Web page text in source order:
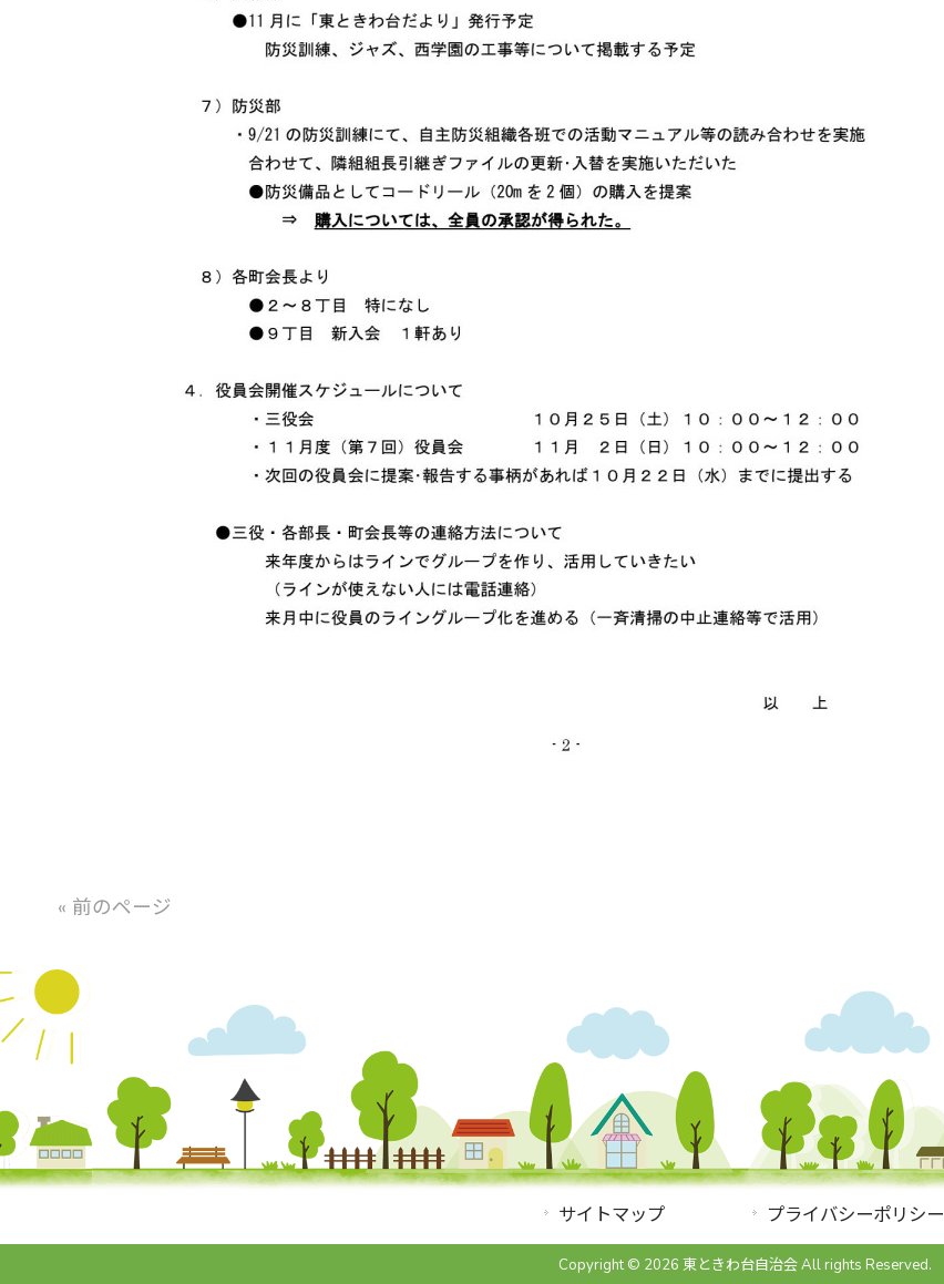
« 前のページ
サイトマップ プライバシーポリシー
Copyright © 2026 東ときわ台自治会 All rights Reserved.